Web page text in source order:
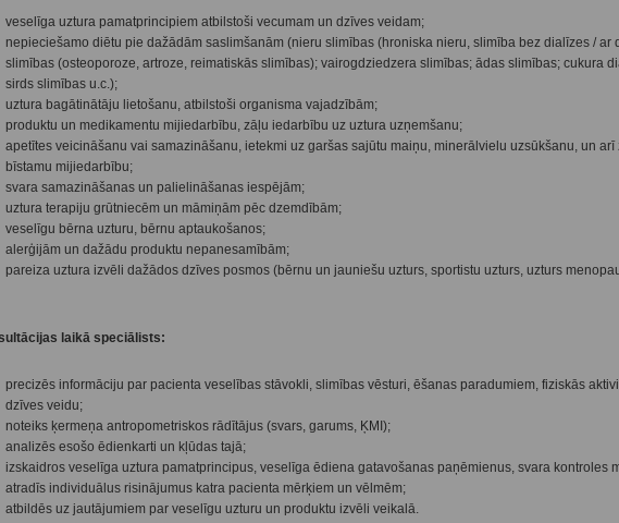
veselīga uztura pamatprincipiem atbilstoši vecumam un dzīves veidam;
nepieciešamo diētu pie dažādām saslimšanām (nieru slimības (hroniska nieru, slimība bez dialīzes / ar
slimības (osteoporoze, artroze, reimatiskās slimības); vairogdziedzera slimības; ādas slimības; cukura
sirds slimības u.c.);
uztura bagātinātāju lietošanu, atbilstoši organisma vajadzībām;
produktu un medikamentu mijiedarbību, zāļu iedarbību uz uztura uzņemšanu;
apetītes veicināšanu vai samazināšanu, ietekmi uz garšas sajūtu maiņu, minerālvielu uzsūkšanu, un
bīstamu mijiedarbību;
svara samazināšanas un palielināšanas iespējām;
uztura terapiju grūtniecēm un māmiņām pēc dzemdībām;
veselīgu bērna uzturu, bērnu aptaukošanos;
alerģijām un dažādu produktu nepanesamībām;
pareiza uztura izvēli dažādos dzīves posmos (bērnu un jauniešu uzturs, sportistu uzturs, uzturs
laikā speciālists:
precizēs informāciju par pacienta veselības stāvokli, slimības vēsturi, ēšanas paradumiem, fiziskās
dzīves veidu;
noteiks ķermeņa antropometriskos rādītājus (svars, garums, ĶMI);
analizēs esošo ēdienkarti un kļūdas tajā;
izskaidros veselīga uztura pamatprincipus, veselīga ēdiena gatavošanas paņēmienus, svara kontroles
atradīs individuālus risinājumus katra pacienta mērķiem un vēlmēm;
atbildēs uz jautājumiem par veselīgu uzturu un produktu izvēli veikalā.